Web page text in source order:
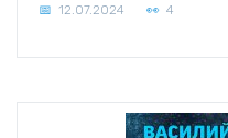
12.07.2024 4